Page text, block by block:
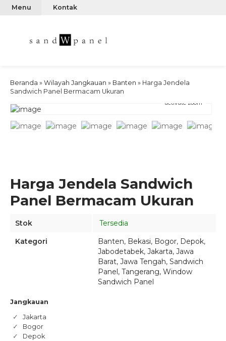
Menu Kontak
Beranda » Wilayah Jangkauan » Banten » Harga Jendela
Sandwich Panel Bermacam Ukuran
activate zoom
Harga Jendela Sandwich
Panel Bermacam Ukuran
Stok
Tersedia
Kategori
Banten, Bekasi, Bogor, Depok,
Jabodetabek, Jakarta, Jawa
Barat, Jawa Tengah, Sandwich
Panel , Tangerang, Window
Sandwich Panel
Jangkauan
Jakarta
Bogor
Depok